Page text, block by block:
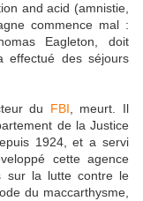
and acid (amnistie,
commence mal :
Eagleton, doit
effectué des séjours
du FBI, meurt. Il
de la Justice
1924, et a servi
cette agence
sur la lutte contre le
du maccarthysme,